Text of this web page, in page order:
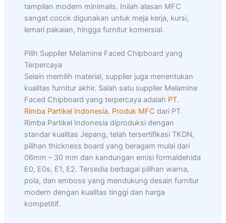
tampilan modern minimalis. Inilah alasan MFC
sangat cocok digunakan untuk meja kerja, kursi,
lemari pakaian, hingga furnitur komersial.
Pilih Supplier Melamine Faced Chipboard yang
Terpercaya
Selain memilih material, supplier juga menentukan
kualitas furnitur akhir. Salah satu supplier Melamine
Faced Chipboard yang terpercaya adalah PT.
Rimba Partikel Indonesia. Produk MFC dari PT.
Rimba Partikel Indonesia diproduksi dengan
standar kualitas Jepang, telah tersertifikasi TKDN,
pilihan thickness board yang beragam mulai dari
06mm – 30 mm dan kandungan emisi formaldehida
E0, E0s, E1, E2. Tersedia berbagai pilihan warna,
pola, dan emboss yang mendukung desain furnitur
modern dengan kualitas tinggi dan harga
kompetitif.